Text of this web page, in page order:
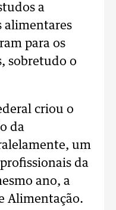
a
alimentares
para os
sobretudo o
criou o
da
um
da
ano, a
Alimentação.